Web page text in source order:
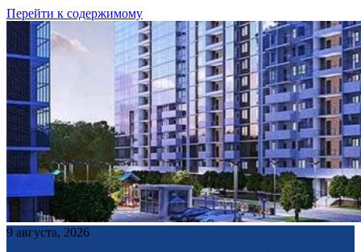
Перейти к содержимому
9 августа, 2026